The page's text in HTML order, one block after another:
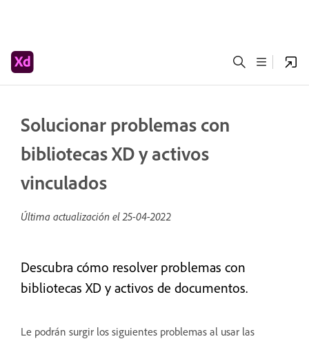
Solucionar problemas con
bibliotecas XD y activos
vinculados
Última actualización el25-04-2022
Descubra cómo resolver problemas con
bibliotecas XD y activos de documentos.
Le podrán surgir los siguientes problemas al usar las